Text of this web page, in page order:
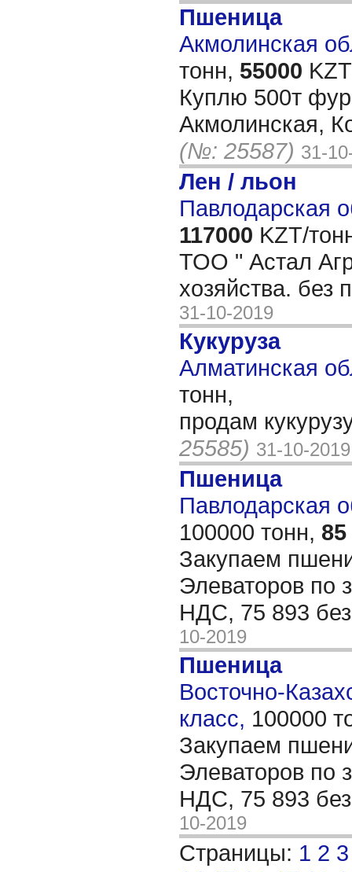
Пшеница
Акмолинская
тонн, 55000
Куплю 500т
Акмолинская,
(№: 25587) 31-
Лен / льон
Павлодарская
117000 KZT/
ТОО " Астал
хозяйства. без
31-10-2019
Кукуруза
Алматинская
тонн,
продам
25585) 31-10-2019
Пшеница
Павлодарская
100000 тонн, 85
Закупаем
Элеваторов по
НДС, 75 893
10-2019
Пшеница
Восточно-
класс, 100000
Закупаем
Элеваторов по
НДС, 75 893
10-2019
Страницы: 1 2 3